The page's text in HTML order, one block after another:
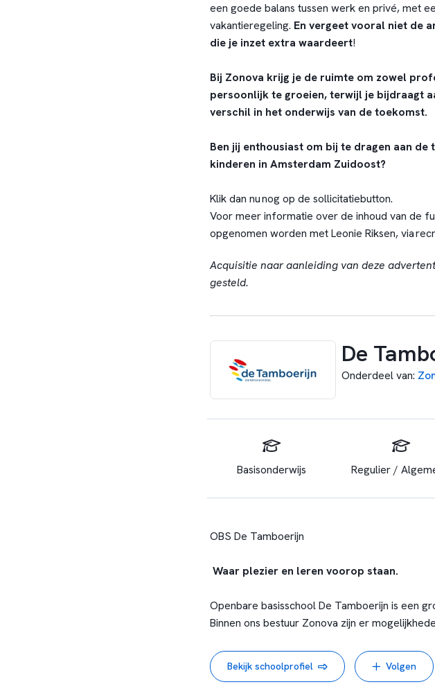
een goede balans tussen werk en privé, met
vakantieregeling. En vergeet vooral niet de
die je inzet extra waardeert!
Bij Zonova krijg je de ruimte om zowel
persoonlijk te groeien, terwijl je bijdraagt
verschil in het onderwijs van de toekomst.
Ben jij enthousiast om bij te dragen aan de
kinderen in Amsterdam Zuidoost?
Klik dan nu nog op de sollicitatiebutton.
Voor meer informatie over de inhoud van de
opgenomen worden met Leonie Riksen, via
Acquisitie naar aanleiding van deze
gesteld.
De
Onderdeel van:
Basisonderwijs Regulier /
OBS De Tamboerijn
Waar plezier en leren voorop staan.
Openbare basisschool De Tamboerijn is een
Binnen ons bestuur Zonova zijn er
Amsterdam aantrekkelijk vinden.
Bekijk schoolprofiel Volgen